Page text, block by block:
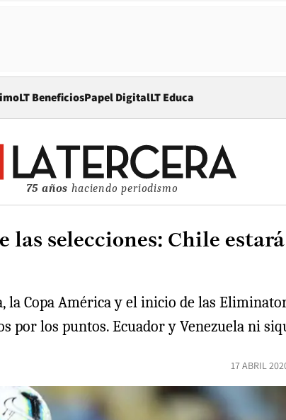
LT BeneficiosPapel DigitalOpens in new window
LT Educa
75 años haciendo periodismo
selecciones: Chile
Copa América y el inicio de las
por los puntos. Ecuador y Venezuela ni
17 ABRIL